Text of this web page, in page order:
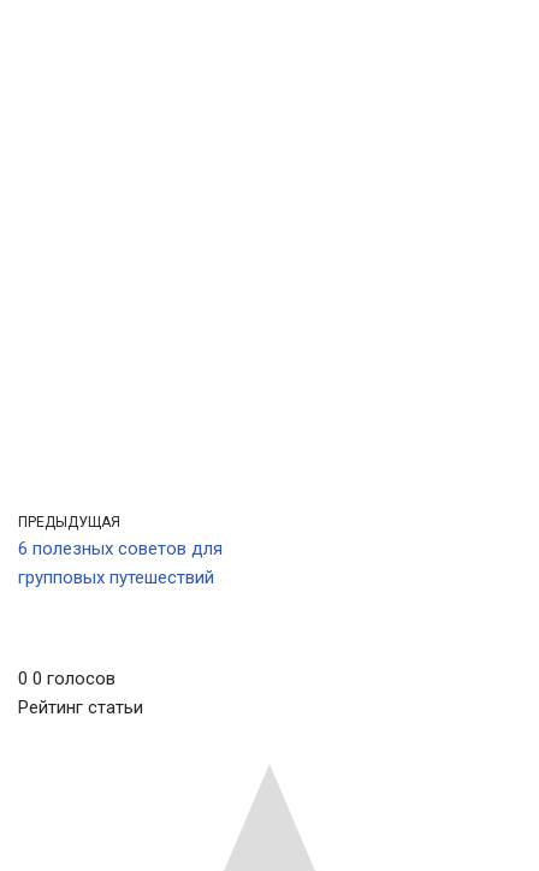
ПРЕДЫДУЩАЯ
6 полезных советов для
групповых путешествий
0 0 голосов
Рейтинг статьи